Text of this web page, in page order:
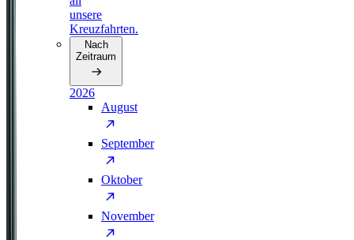
unsere
Kreuzfahrten.
Nach
Zeitraum
2026
August
September
Oktober
November